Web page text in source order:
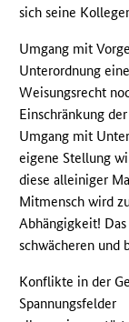
sich seine
Umgang mit
Unterordnung
Weisungsrecht
Einschränkung
Umgang mit
eigene Stellung
diese alleiniger
Mitmensch wird
Abhängigkeit!
schwächeren und
Konflikte in der
Spannungsfelder